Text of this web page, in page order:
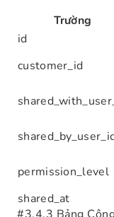
Trường
id
customer_id
permission_level
shared_at